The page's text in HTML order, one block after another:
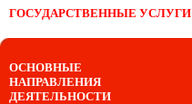
ГОСУДАРСТВЕННЫЕ УСЛУГИ
ОСНОВНЫЕ
НАПРАВЛЕНИЯ
ДЕЯТЕЛЬНОСТИ